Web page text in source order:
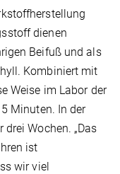
dienen
Beifuß und als
Kombiniert mit
Weise im Labor der
Minuten. In der
Wochen. „Das
ist
wir viel